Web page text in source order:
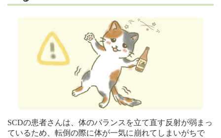
SCDの患者さんは、体のバランスを立て直す反射が弱まっ
ているため、転倒の際に体が一気に崩れてしまいがちで